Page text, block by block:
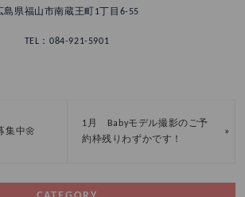
島県福山市南蔵王町1丁目6-55
TEL：084-921-5901
集中🌼
1月 Babyモデル撮影のご予
約枠残りわずかです！
»